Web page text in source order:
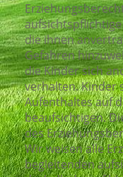
die ihnen
Gefahren
die Kinder sich
verhalten. Kinder
Aufenthaltes auf
beaufsichtigen.
des
Wir weisen alle
begleitenden